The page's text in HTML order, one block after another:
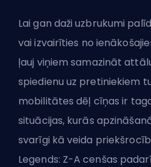
Lai gan daži uzbrukumi
vai izvairīties no
ļauj viņiem samazināt
spiedienu uz pretiniekiem
mobilitātes dēļ cīņas ir
situācijas, kurās
svarīgi kā veida
Legends: Z-A cenšas